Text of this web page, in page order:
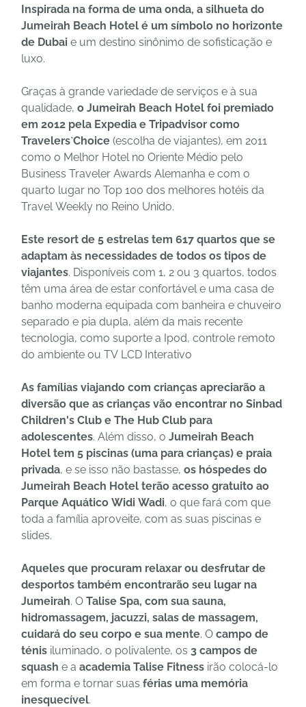
Inspirada na forma de uma onda, a silhueta do
Jumeirah Beach Hotel é um símbolo no horizonte
de Dubai e um destino sinônimo de sofisticação e
luxo.
Graças à grande variedade de serviços e à sua
qualidade, o Jumeirah Beach Hotel foi premiado
em 2012 pela Expedia e Tripadvisor como
Travelers`Choice (escolha de viajantes), em 2011
como o Melhor Hotel no Oriente Médio pelo
Business Traveler Awards Alemanha e com o
quarto lugar no Top 100 dos melhores hotéis da
Travel Weekly no Reino Unido.
Este resort de 5 estrelas tem 617 quartos que se
adaptam às necessidades de todos os tipos de
viajantes. Disponíveis com 1, 2 ou 3 quartos, todos
têm uma área de estar confortável e uma casa de
banho moderna equipada com banheira e chuveiro
separado e pia dupla, além da mais recente
tecnologia, como suporte a Ipod, controle remoto
do ambiente ou TV LCD Interativo
As famílias viajando com crianças apreciarão a
diversão que as crianças vão encontrar no Sinbad
Children's Club e The Hub Club para
adolescentes. Além disso, o Jumeirah Beach
Hotel tem 5 piscinas (uma para crianças) e praia
privada, e se isso não bastasse, os hóspedes do
Jumeirah Beach Hotel terão acesso gratuito ao
Parque Aquático Widi Wadi, o que fará com que
toda a família aproveite, com as suas piscinas e
slides.
Aqueles que procuram relaxar ou desfrutar de
desportos também encontrarão seu lugar na
Jumeirah. O Talise Spa, com sua sauna,
hidromassagem, jacuzzi, salas de massagem,
cuidará do seu corpo e sua mente. O campo de
ténis iluminado, o polivalente, os 3 campos de
squash e a academia Talise Fitness irão colocá-lo
em forma e tornar suas férias uma memória
inesquecível.